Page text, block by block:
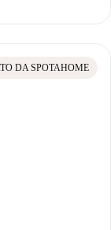
DA SPOTAHOME